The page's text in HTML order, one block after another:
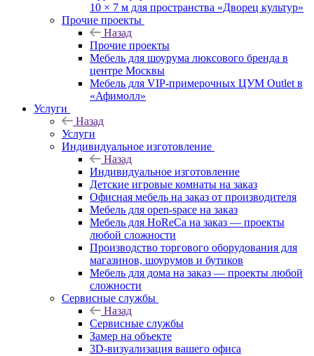
10 × 7 м для пространства «Дворец культур»
Прочие проекты
Назад
Прочие проекты
Мебель для шоурума люксового бренда в
центре Москвы
Мебель для VIP-примерочных ЦУМ Outlet в
«Афимолл»
Услуги
Назад
Услуги
Индивидуальное изготовление
Назад
Индивидуальное изготовление
Детские игровые комнаты на заказ
Офисная мебель на заказ от производителя
Мебель для open-space на заказ
Мебель для HoReCa на заказ — проекты
любой сложности
Производство торгового оборудования для
магазинов, шоурумов и бутиков
Мебель для дома на заказ — проекты любой
сложности
Сервисные службы
Назад
Сервисные службы
Замер на объекте
3D-визуализация вашего офиса